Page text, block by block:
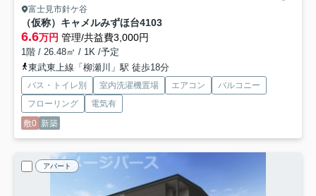
富士見市針ケ谷
（仮称）キャメルみずほ台4103
6.6万円 管理/共益費3,000円
1階 / 26.48㎡ / 1K /予定
東武東上線「柳瀬川」駅 徒歩18分
バス・トイレ別 室内洗濯機置場 エアコン
バルコニー
フローリング
電気有
敷0 新築
アパート